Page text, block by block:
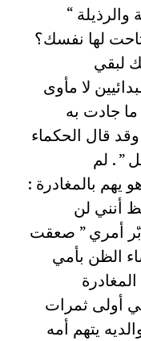
والرذيلة “
لها نفسك؟
لبقي
لا مأوى
ما جادت به
قال الحكماء
” . لم
بالمغادرة :
أنني لن
أمري ” صعقت
الظن بأمي
أولى ثمرات
يتهم أمه